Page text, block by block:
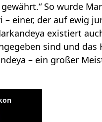
So wurde
– einer, der auf ewig
existiert
sind und das
– ein großer